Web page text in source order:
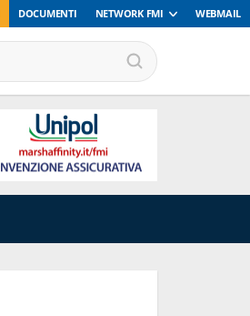
DOCUMENTI NETWORK FMI WEBMAIL